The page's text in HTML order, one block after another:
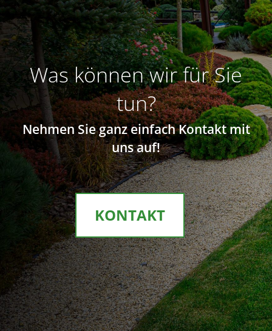
Was können wir für Sie
tun?
Nehmen Sie ganz einfach Kontakt mit
uns auf!
KONTAKT